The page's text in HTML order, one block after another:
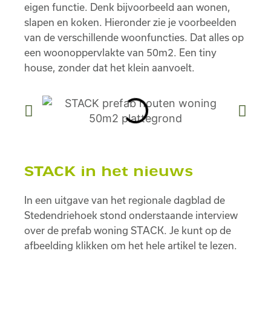
eigen functie. Denk bijvoorbeeld aan wonen,
slapen en koken. Hieronder zie je voorbeelden
van de verschillende woonfuncties. Dat alles op
een woonoppervlakte van 50m2. Een tiny
house, zonder dat het klein aanvoelt.
STACK in het nieuws
In een uitgave van het regionale dagblad de
Stedendriehoek stond onderstaande interview
over de prefab woning STACK. Je kunt op de
afbeelding klikken om het hele artikel te lezen.